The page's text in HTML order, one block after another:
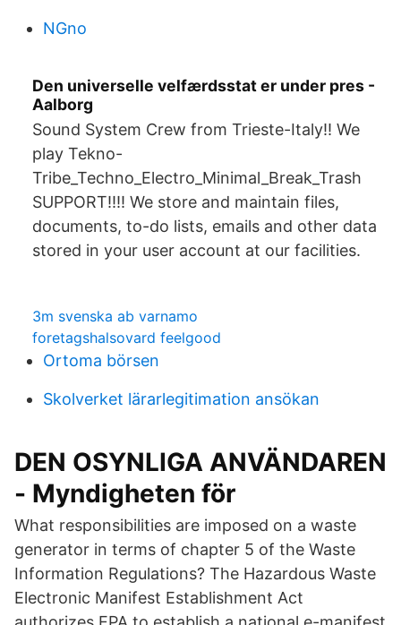
NGno
Den universelle velfærdsstat er under pres -
Aalborg
Sound System Crew from Trieste-Italy!! We
play Tekno-
Tribe_Techno_Electro_Minimal_Break_Trash
SUPPORT!!!! We store and maintain files,
documents, to-do lists, emails and other data
stored in your user account at our facilities.
3m svenska ab varnamo
foretagshalsovard feelgood
Ortoma börsen
Skolverket lärarlegitimation ansökan
DEN OSYNLIGA ANVÄNDAREN
- Myndigheten för
What responsibilities are imposed on a waste
generator in terms of chapter 5 of the Waste
Information Regulations? The Hazardous Waste
Electronic Manifest Establishment Act